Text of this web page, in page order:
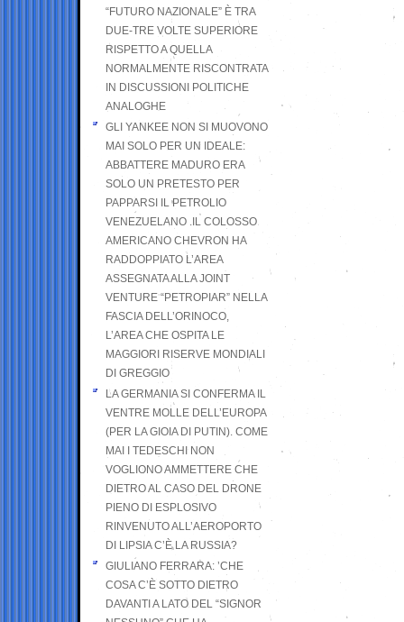
“FUTURO NAZIONALE” È TRA
DUE-TRE VOLTE SUPERIORE
RISPETTO A QUELLA
NORMALMENTE RISCONTRATA
IN DISCUSSIONI POLITICHE
ANALOGHE
GLI YANKEE NON SI MUOVONO
MAI SOLO PER UN IDEALE:
ABBATTERE MADURO ERA
SOLO UN PRETESTO PER
PAPPARSI IL PETROLIO
VENEZUELANO .IL COLOSSO
AMERICANO CHEVRON HA
RADDOPPIATO L’AREA
ASSEGNATA ALLA JOINT
VENTURE “PETROPIAR” NELLA
FASCIA DELL’ORINOCO,
L’AREA CHE OSPITA LE
MAGGIORI RISERVE MONDIALI
DI GREGGIO
LA GERMANIA SI CONFERMA IL
VENTRE MOLLE DELL’EUROPA
(PER LA GIOIA DI PUTIN). COME
MAI I TEDESCHI NON
VOGLIONO AMMETTERE CHE
DIETRO AL CASO DEL DRONE
PIENO DI ESPLOSIVO
RINVENUTO ALL’AEROPORTO
DI LIPSIA C’È LA RUSSIA?
GIULIANO FERRARA: ’CHE
COSA C’È SOTTO DIETRO
DAVANTI A LATO DEL “SIGNOR